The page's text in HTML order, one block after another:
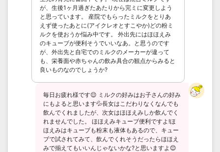
が、生後1ヶ月過ぎたあたりから完ミに変更しよう
と思っています。 産院でもらったミルクをとりあ
えず使ったあとに(アイクレオとすこやか)どの粉ミ
ルクを使おうか悩み中です。 外出先にはほほえみ
のキューブが便利そうでいいなあ。と思うのです
が、外出先と自宅でのミルクのメーカーが違って
も、栄養面や赤ちゃんの飲み具合の観点からみると
良いものなのでしょうか?
毎日お疲れ様です😌 ミルクの好みはお子さんの好み
にもよると思います💦長女はこだわりなくなんでも
飲んでくれましたが、次女はほほえみしか飲んでく
れませんでした。 ほほえみキューブ便利ですよ!ほ
ほえみはキューブも粉末も液体もあるので、キュー
ブで試されてみて、飲んでくれそうだったらほほえ
みで揃えてもいいんじゃないかな?と思いますよ😊